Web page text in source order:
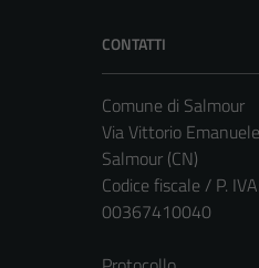
CONTATTI
Comune di Salmour
Via Vittorio
Salmour (CN)
Codice fiscale / P.
00367410040